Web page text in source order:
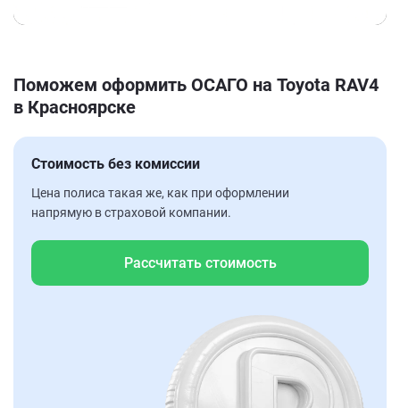
Поможем оформить ОСАГО на Toyota RAV4
в Красноярске
Стоимость без комиссии
Цена полиса такая же, как при оформлении
напрямую в страховой компании.
Рассчитать стоимость